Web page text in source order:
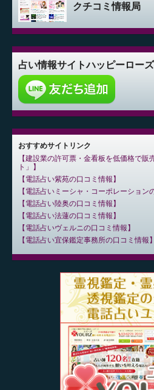
クチコミ情報局
占い情報サイトハッピーロー
おすすめサイトリンク
建設業の許可票・金看板を低価格で販
ト」
電話占い紫苑の口コミ情報
電話占いミーシャ・コーポレーション
電話占い陸奥の口コミ情報
電話占い法蓮の口コミ情報
電話占いヴェルニの口コミ情報
電話占い宜保鑑定事務所の口コミ情報